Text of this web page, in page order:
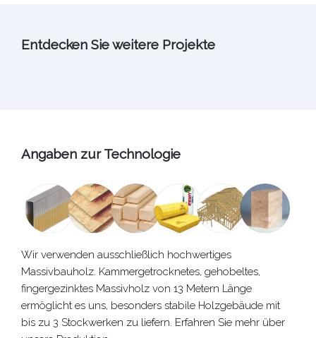
Entdecken Sie weitere Projekte
Angaben zur Technologie
Wir verwenden ausschließlich hochwertiges
Massivbauholz. Kammergetrocknetes, gehobeltes,
fingergezinktes Massivholz von 13 Metern Länge
ermöglicht es uns, besonders stabile Holzgebäude mit
bis zu 3 Stockwerken zu liefern. Erfahren Sie mehr über